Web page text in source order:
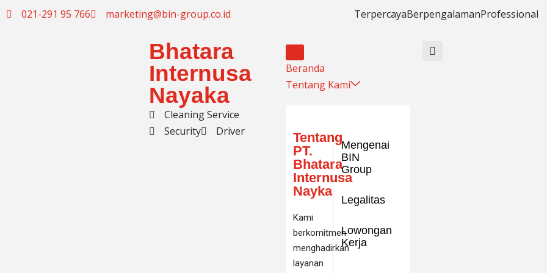
021-291 95 766 marketing@bin-group.co.id TerpercayaBerpengalamanProfessional
Bhatara
Internusa
Nayaka
Cleaning Service
Security
Driver
Beranda
Tentang Kami
Tentang
PT.
Bhatara
Internusa
Nayka
Kami
berkomitmen
menghadirkan
layanan
Mengenai
BIN
Group
Legalitas
Lowongan
Kerja